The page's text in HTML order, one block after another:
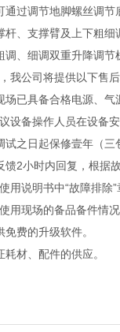
过调节地脚螺丝调节
、支撑臂及上下粗细
调、细调双重升降调
我公司将提供以下售后
场已具备合格电源、
设备操作人员在设备
之日起保修壹年（三
馈2小时内回复，根
用说明书中“故障排
用现场的备品备件情
费的升级软件。
材、配件的供应。